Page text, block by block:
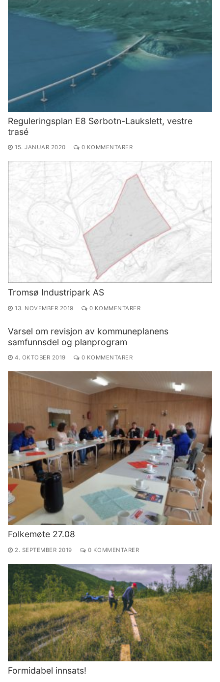
Reguleringsplan E8 Sørbotn-Laukslett, vestre
trasé
15. JANUAR 2020 0 KOMMENTARER
Tromsø Industripark AS
13. NOVEMBER 2019 0 KOMMENTARER
Varsel om revisjon av kommuneplanens
samfunnsdel og planprogram
4. OKTOBER 2019 0 KOMMENTARER
Folkemøte 27.08
2. SEPTEMBER 2019 0 KOMMENTARER
Formidabel innsats!